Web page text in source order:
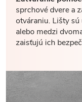
sprchové dvere a
otváraniu. Lišty sú
alebo medzi
zaisťujú ich